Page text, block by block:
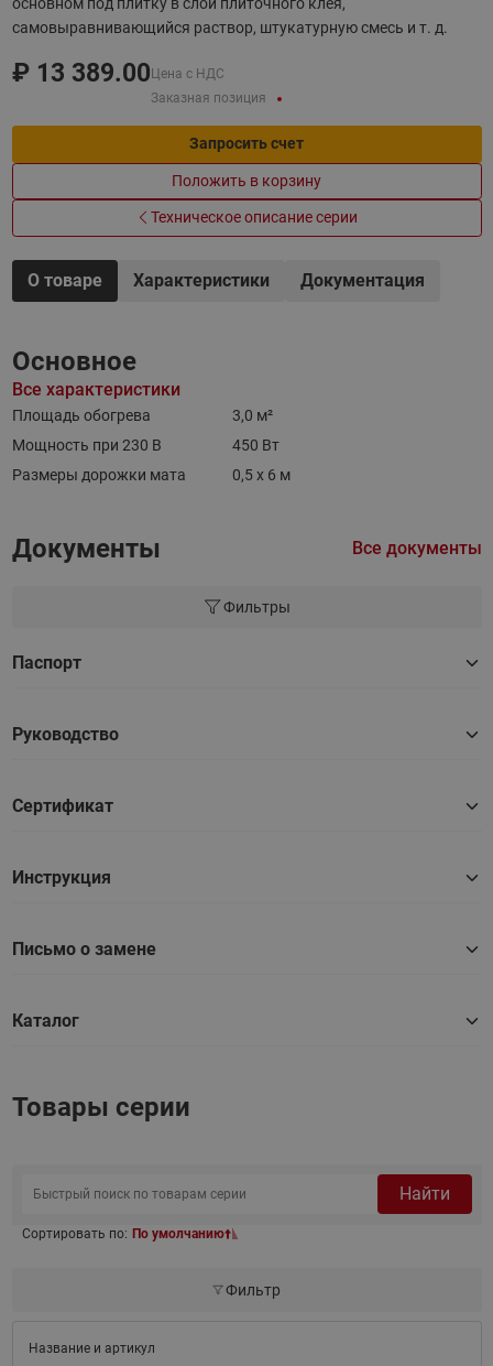
самовыравнивающийся раствор, штукатурную смесь и т. д.
₽ 13 389.00 Цена с НДС
Заказная позиция
Запросить счет
Положить в корзину
Техническое описание серии
О товаре Характеристики Документация
Основное
Все характеристики
Площадь обогрева
3,0 м²
Мощность при 230 В
450 Вт
Размеры дорожки мата
0,5 х 6 м
Документы Все документы
Фильтры
Паспорт
Руководство
Сертификат
Инструкция
Письмо о замене
Каталог
Товары серии
Найти
Сортировать по: По умолчанию
Фильтр